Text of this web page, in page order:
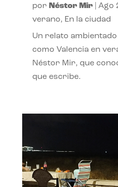
por Néstor Mir| Ago
verano, En la ciudad
Un relato
como Valencia en
Néstor Mir, que
que escribe.